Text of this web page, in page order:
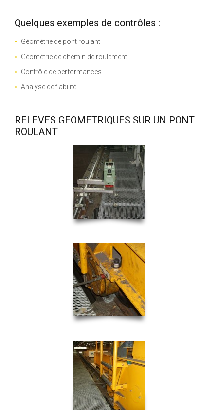
Quelques exemples de contrôles :
Géométrie de pont roulant
Géométrie de chemin de roulement
Contrôle de performances
Analyse de fiabilité
RELEVES GEOMETRIQUES SUR UN PONT
ROULANT